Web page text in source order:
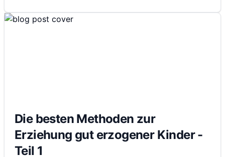
Die besten Methoden zur
Erziehung gut erzogener Kinder -
Teil 1